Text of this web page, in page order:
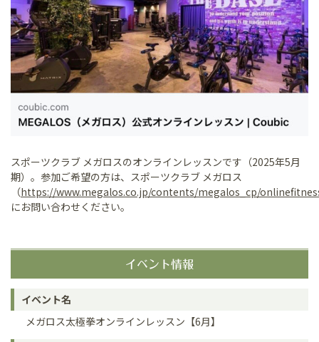
スポーツクラブ メガロスのオンラインレッスンです（2025年5月
期）。参加ご希望の方は、スポーツクラブ メガロス
（https://www.megalos.co.jp/contents/megalos_cp/
にお問い合わせください。
イベント情報
イベント名
メガロス太極拳オンラインレッスン【6月】